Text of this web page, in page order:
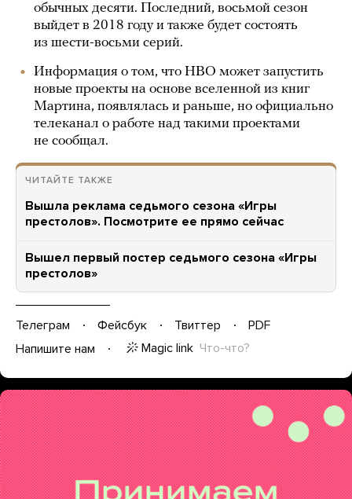
обычных десяти. Последний, восьмой сезон
выйдет в 2018 году и также будет состоять
из шести-восьми серий.
Информация о том, что HBO может запустить
новые проекты на основе вселенной из книг
Мартина, появлялась и раньше, но официально
телеканал о работе над такими проектами
не сообщал.
ЧИТАЙТЕ ТАКЖЕ
Вышла реклама седьмого сезона «Игры
престолов». Посмотрите ее прямо сейчас
Вышел первый постер седьмого сезона «Игры
престолов»
Телеграм Фейсбук Твиттер
PDF
Напишите нам
Magic link Что-что?